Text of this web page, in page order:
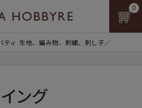
ティ 生地、編み物、刺繍、刺し子／
0
ング